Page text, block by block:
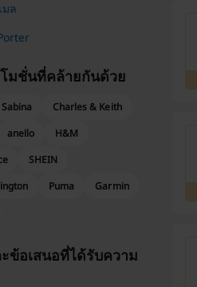
มล
มชั่นที่คล้ายกันด้วย
Sabina
Charles & Keith
anello
H&M
SHEIN
Puma
Garmin
ข้อเสนอที่ได้รับความ